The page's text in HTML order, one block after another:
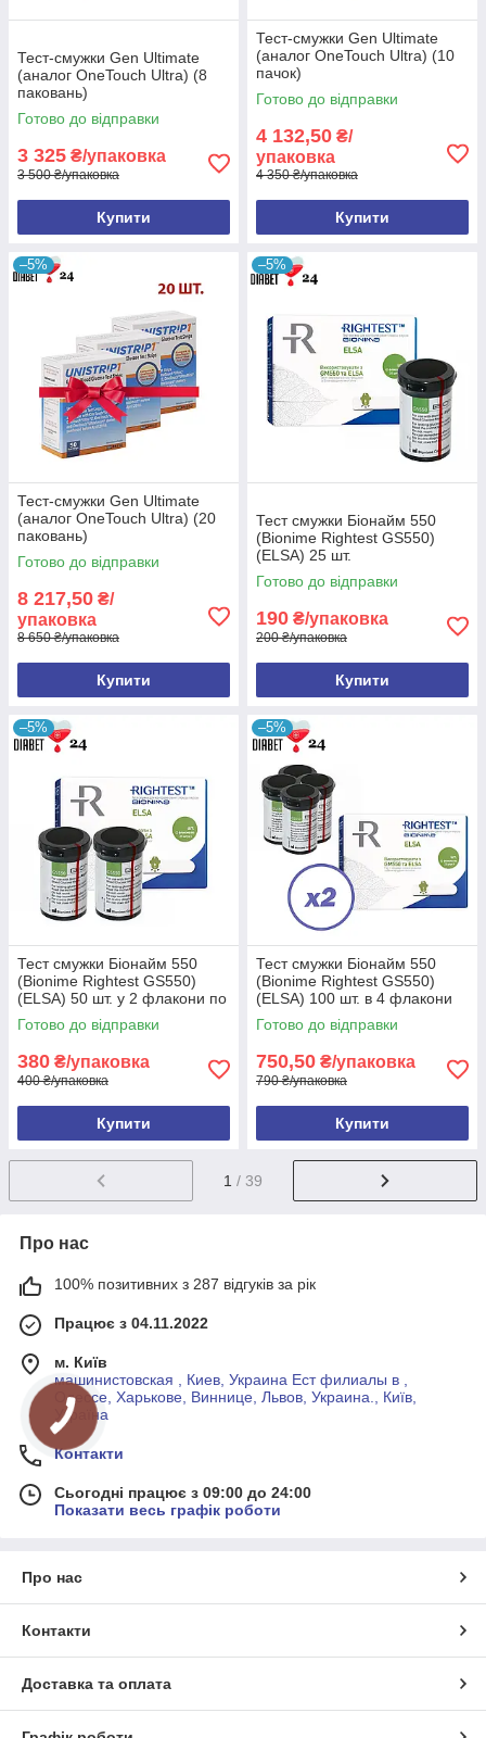
Тест-смужки Gen Ultimate
(аналог OneTouch Ultra) (8
паковань)
Готово до відправки
3 325 ₴/упаковка
3 500 ₴/упаковка
Купити
Тест-смужки Gen Ultimate
(аналог OneTouch Ultra) (10
пачок)
Готово до відправки
4 132,50 ₴/
упаковка
4 350 ₴/упаковка
Купити
–5%
Тест-смужки Gen Ultimate
(аналог OneTouch Ultra) (20
паковань)
Готово до відправки
8 217,50 ₴/
упаковка
8 650 ₴/упаковка
Купити
–5%
Тест смужки Біонайм 550
(Bionime Rightest GS550)
(ELSA) 25 шт.
Готово до відправки
190 ₴/упаковка
200 ₴/упаковка
Купити
–5%
Тест смужки Біонайм 550
(Bionime Rightest GS550)
(ELSA) 50 шт. у 2 флакони по
25 шт. в пакованні
Готово до відправки
380 ₴/упаковка
400 ₴/упаковка
Купити
–5%
Тест смужки Біонайм 550
(Bionime Rightest GS550)
(ELSA) 100 шт. в 4 флакони
по 25 шт. в пакованні
Готово до відправки
750,50 ₴/упаковка
790 ₴/упаковка
Купити
1 / 39
Про нас
100% позитивних з 287 відгуків за рік
Працює з 04.11.2022
м. Київ
машинистовская , Киев, Украина Ест филиалы в ,
Одессе, Харькове, Виннице, Львов, Украина., Київ,
Україна
Контакти
Сьогодні працює з 09:00 до 24:00
Показати весь графік роботи
Про нас
Контакти
Доставка та оплата